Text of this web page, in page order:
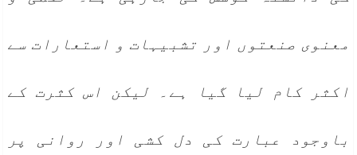
معنوی صنعتوں اور تشبیہات و استعارات سے
اکثر کام لیا گیا ہے۔ لیکن اس کثرت کے
باوجود عبارت کی دل کشی اور روانی پر